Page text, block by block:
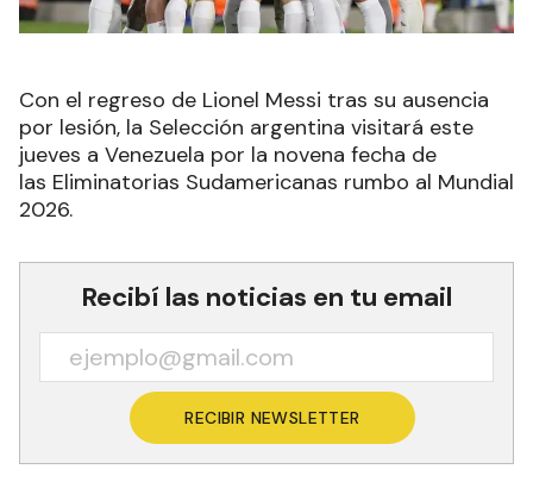
Con el regreso de Lionel Messi tras su ausencia
por lesión, la Selección argentina visitará este
jueves a Venezuela por la novena fecha de
las Eliminatorias Sudamericanas rumbo al Mundial
2026.
Recibí las noticias en tu email
RECIBIR NEWSLETTER